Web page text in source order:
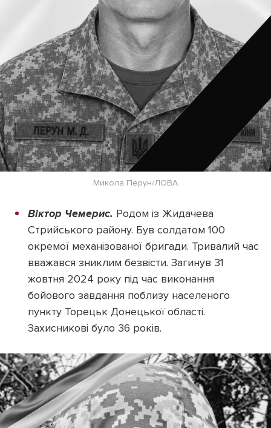
Микола Перун/ЛОВА
Віктор Чемерис. Родом із Жидачева
Стрийського району. Був солдатом 100
окремої механізованої бригади. Тривалий час
вважався зниклим безвісти. Загинув 31
жовтня 2024 року під час виконання
бойового завдання поблизу населеного
пункту Торецьк Донецької області.
Захисникові було 36 років.